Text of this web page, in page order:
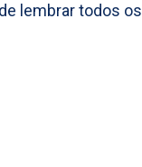
lembrar todos os